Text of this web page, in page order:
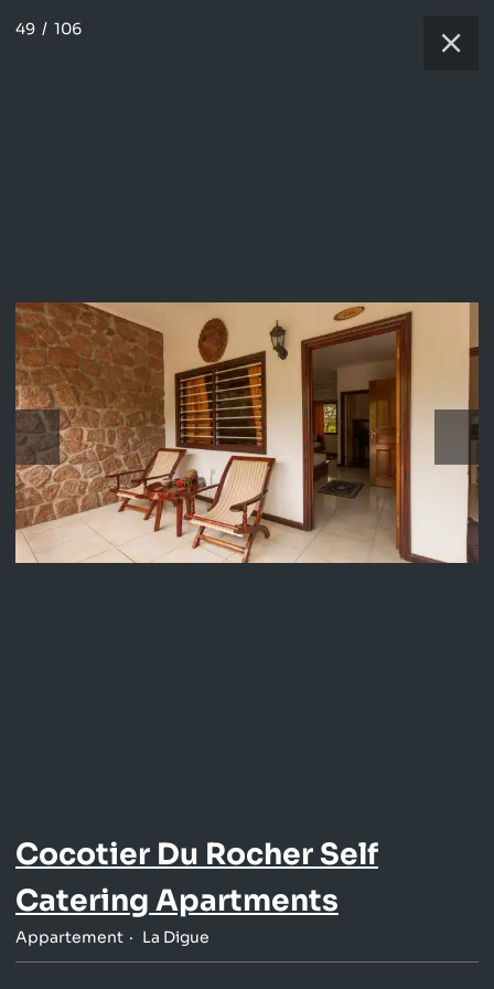
49 / 106
Cocotier Du Rocher Self
Catering Apartments
Appartement La Digue